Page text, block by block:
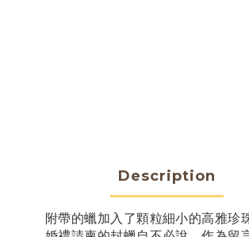
Description
附帶的蠟加入了顆粒細小的高雅